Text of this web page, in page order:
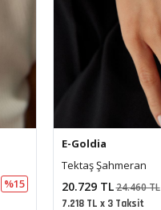
%15
E-Goldia
Seranay Şahmeran
15.671 TL18.492 TL
5.457 TL x 3 Taksit